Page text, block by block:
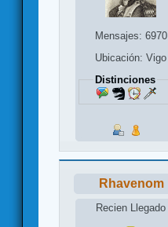
Mensajes: 6970
Ubicación: Vigo
Distinciones
Rhavenom
Recien Llegado